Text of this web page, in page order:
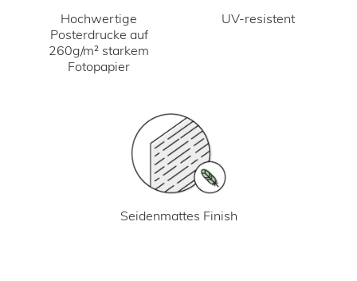
Hochwertige
Posterdrucke auf
260g/m² starkem
Fotopapier
UV-resistent
Seidenmattes Finish